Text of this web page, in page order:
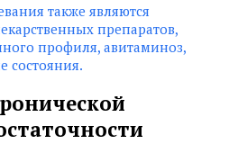
также являются
препаратов,
профиля, авитаминоз,
состояния.